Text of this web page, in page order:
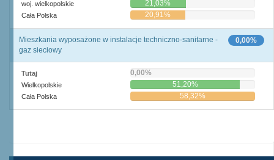
woj. wielkopolskie 21,03%
Cała Polska 20,91%
0,00%
Mieszkania wyposażone w instalacje techniczno-sanitarne -
gaz sieciowy
Tutaj 0,00%
Wielkopolskie 51,20%
Cała Polska 58,32%